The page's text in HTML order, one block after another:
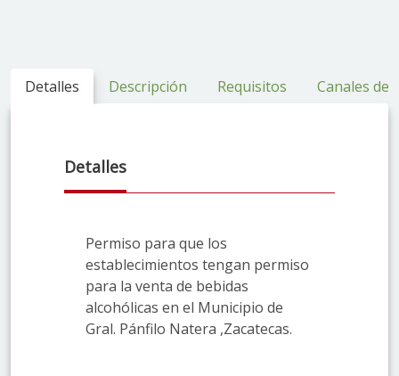
Detalles Descripción Requisitos Canales de
Detalles
Permiso para que los
establecimientos tengan permiso
para la venta de bebidas
alcohólicas en el Municipio de
Gral. Pánfilo Natera ,Zacatecas.